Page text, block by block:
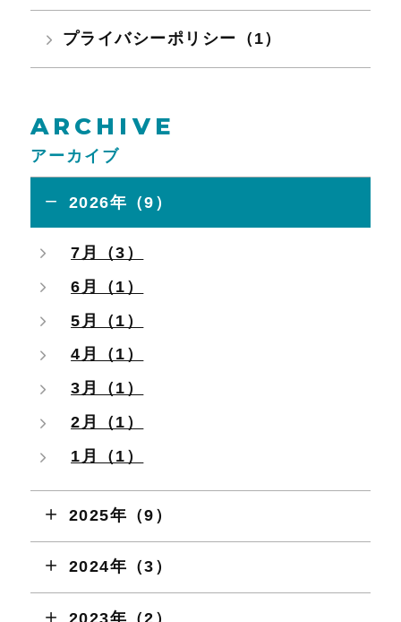
プライバシーポリシー（1）
ARCHIVE
アーカイブ
2026年（9）
7月（3）
6月（1）
5月（1）
4月（1）
3月（1）
2月（1）
1月（1）
2025年（9）
2024年（3）
2023年（2）